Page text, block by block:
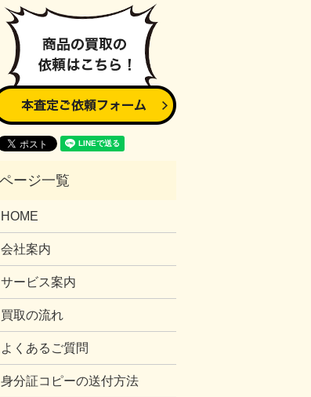
HOME
会社案内
サービス案内
買取の流れ
よくあるご質問
身分証コピーの送付方法